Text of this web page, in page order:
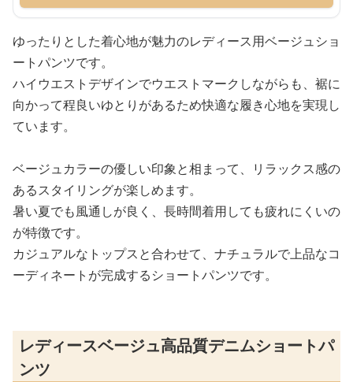
ゆったりとした着心地が魅力のレディース用ベージュショ
ートパンツです。
ハイウエストデザインでウエストマークしながらも、裾に
向かって程良いゆとりがあるため快適な履き心地を実現し
ています。
ベージュカラーの優しい印象と相まって、リラックス感の
あるスタイリングが楽しめます。
暑い夏でも風通しが良く、長時間着用しても疲れにくいの
が特徴です。
カジュアルなトップスと合わせて、ナチュラルで上品なコ
ーディネートが完成するショートパンツです。
レディースベージュ高品質デニムショートパ
ンツ